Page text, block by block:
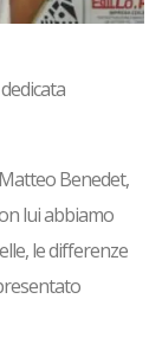
dedicata
Benedet,
lui abbiamo
le differenze